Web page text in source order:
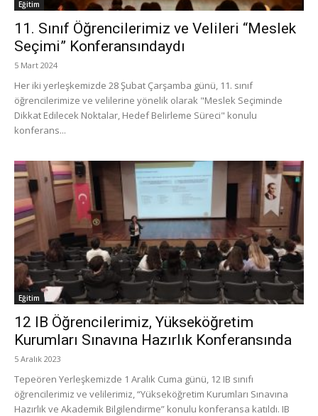
Eğitim
11. Sınıf Öğrencilerimiz ve Velileri “Meslek
Seçimi” Konferansındaydı
5 Mart 2024
Her iki yerleşkemizde 28 Şubat Çarşamba günü, 11. sınıf
öğrencilerimize ve velilerine yönelik olarak "Meslek Seçiminde
Dikkat Edilecek Noktalar, Hedef Belirleme Süreci" konulu
konferans...
Eğitim
12 IB Öğrencilerimiz, Yükseköğretim
Kurumları Sınavına Hazırlık Konferansında
5 Aralık 2023
Tepeören Yerleşkemizde 1 Aralık Cuma günü, 12 IB sınıfı
öğrencilerimiz ve velilerimiz, “Yükseköğretim Kurumları Sınavına
Hazırlık ve Akademik Bilgilendirme” konulu konferansa katıldı. IB